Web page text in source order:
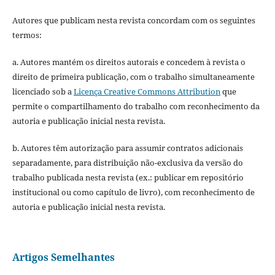
Autores que publicam nesta revista concordam com os seguintes
termos:
a. Autores mantém os direitos autorais e concedem à revista o
direito de primeira publicação, com o trabalho simultaneamente
licenciado sob aLicença Creative Commons Attributionque
permite o compartilhamento do trabalho com reconhecimento da
autoria e publicação inicial nesta revista.
b. Autores têm autorização para assumir contratos adicionais
separadamente, para distribuição não-exclusiva da versão do
trabalho publicada nesta revista (ex.: publicar em repositório
institucional ou como capítulo de livro), com reconhecimento de
autoria e publicação inicial nesta revista.
Artigos Semelhantes